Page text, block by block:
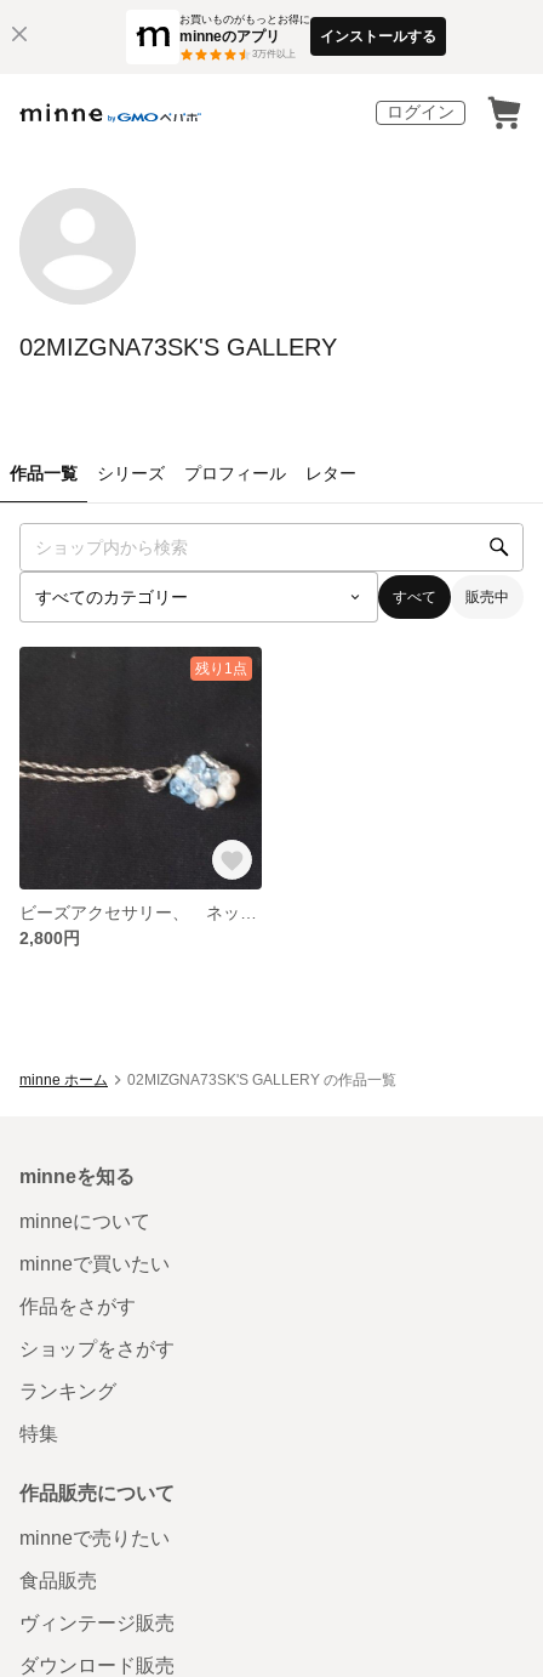
お買いものがもっとお得に
minneのアプリ
3万件以上
インストールする
ログイン
02MIZGNA73SK'S GALLERY
作品一覧 シリーズ プロフィール レター
すべて 販売中
残り1点
2,800円
minne ホーム 02MIZGNA73SK'S GALLERY の作品一覧
minneを知る
minneについて
minneで買いたい
作品をさがす
ショップをさがす
ランキング
特集
作品販売について
minneで売りたい
食品販売
ヴィンテージ販売
ダウンロード販売